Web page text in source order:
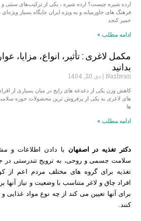
ارده شیره چیست؟ ارده شیره ، یکی از ترکیب‌های سنتی
فرهنگ‌ های خاورمیانه و به ویژه ایران جایگاه بسیار ویژه‌ای
خمیر کنجد
ادامه مطلب »
مکمل لاغری : تأثیر، انواع، مزایا،
بدانید
Nazhvan دی 20, 1404
کاهش وزن یکی از دغدغه‌ های رایج در میان بسیاری از
های لاغری به یکی از پرفروش‌ ترین محصولات حوزه سلامت
ها
ادامه مطلب »
دکتر تغذیه در اصفهان با دادن اطلاعات و
سلامت جسمی و روحی، به ترویج تندرستی در
تغذیه برای گروه های مختلف مردم اعم از
افراد چاق و لاغر متناسب با وضعیت و نیاز آنها
برای آنها تعیین می کند از چه نوع مواد
کنند.